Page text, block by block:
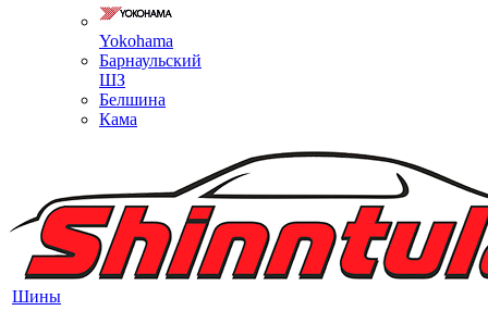
Yokohama
Барнаульский
ШЗ
Белшина
Кама
Шины